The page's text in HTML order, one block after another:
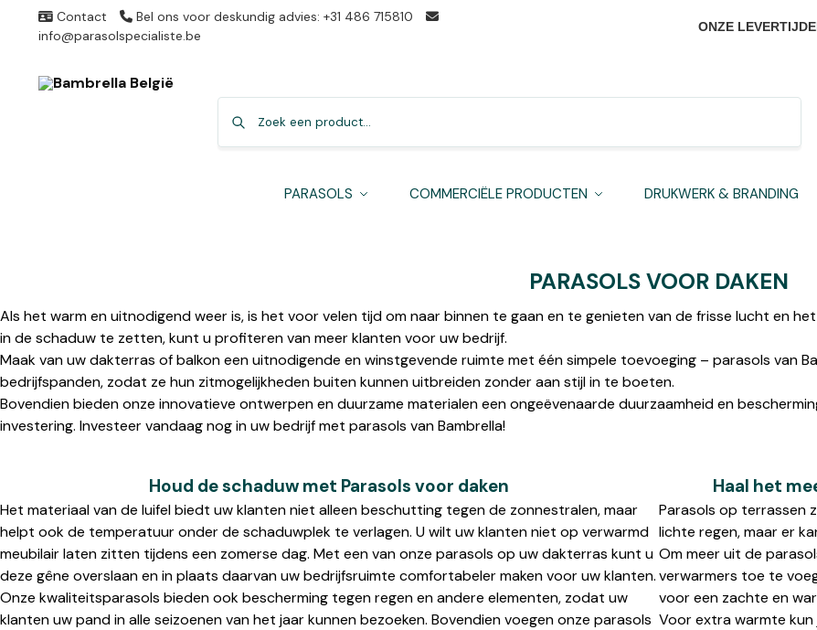
Contact
Bel ons voor deskundig advies: +31 486 715810
info@parasolspecialiste.be
ONZE
PARASOLS COMMERCIËLE PRODUCTEN DRUKWERK & BRANDING
PARASOLS VOOR DAKEN
Als het warm en uitnodigend weer is, is het voor velen tijd om naar binnen te gaan en te genieten van de frisse lucht en
in de schaduw te zetten, kunt u profiteren van meer klanten voor uw bedrijf.
Maak van uw dakterras of balkon een uitnodigende en winstgevende ruimte met één simpele toevoeging – parasols van
bedrijfspanden, zodat ze hun zitmogelijkheden buiten kunnen uitbreiden zonder aan stijl in te boeten.
Bovendien bieden onze innovatieve ontwerpen en duurzame materialen een ongeëvenaarde duurzaamheid en
investering. Investeer vandaag nog in uw bedrijf met parasols van Bambrella!
Houd de schaduw met Parasols voor daken
Het materiaal van de luifel biedt uw klanten niet alleen beschutting tegen de zonnestralen, maar
helpt ook de temperatuur onder de schaduwplek te verlagen. U wilt uw klanten niet op verwarmd
meubilair laten zitten tijdens een zomerse dag. Met een van onze parasols op uw dakterras kunt u
deze gêne overslaan en in plaats daarvan uw bedrijfsruimte comfortabeler maken voor uw klanten.
Onze kwaliteitsparasols bieden ook bescherming tegen regen en andere elementen, zodat uw
klanten uw pand in alle seizoenen van het jaar kunnen bezoeken. Bovendien voegen onze parasols
Haal het
Parasols op terrassen
lichte regen, maar er
Om meer uit de
verwarmers toe te
voor een zachte en
Voor extra warmte kun